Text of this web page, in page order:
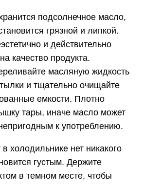
подсолнечное масло,
грязной и липкой.
и действительно
качество продукта.
масляную жидкость
и тщательно очищайте
емкости. Плотно
тары, иначе масло может
к употреблению.
холодильнике нет никакого
густым. Держите
в темном месте, чтобы